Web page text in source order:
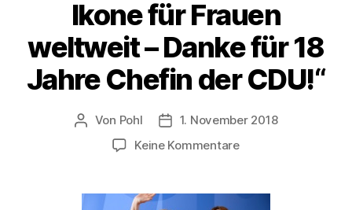
Ikone für Frauen
weltweit – Danke für 18
Jahre Chefin der CDU!“
Beitragsautor
Von Pohl Beitragsdatum
1. November 2018
Keine Kommentarezu
„Angela